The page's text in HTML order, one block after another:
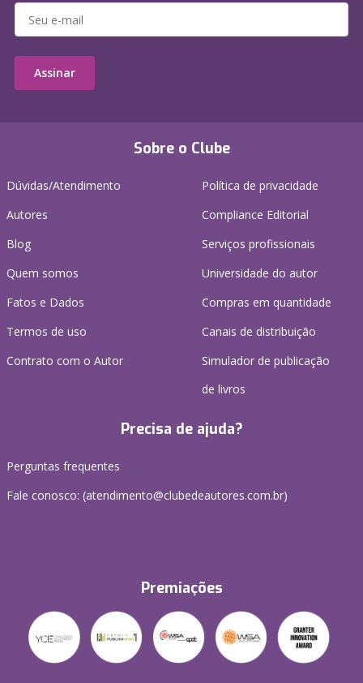
Sobre o Clube
Dúvidas/Atendimento
Autores
Blog
Quem somos
Fatos e Dados
Termos de uso
Contrato com o Autor
Política de privacidade
Compliance Editorial
Serviços profissionais
Universidade do autor
Compras em quantidade
Canais de distribuição
Simulador de publicação
de livros
Precisa de ajuda?
Perguntas frequentes
Fale conosco: (atendimento@clubedeautores.com.br)
Premiações
Assinar